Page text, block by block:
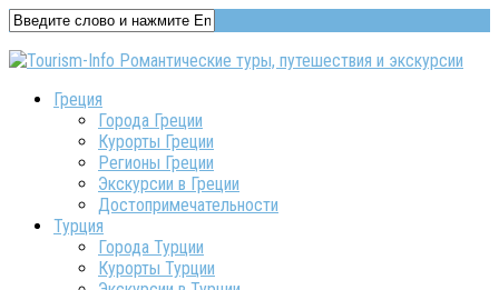
Греция
Города Греции
Курорты Греции
Регионы Греции
Экскурсии в Греции
Достопримечательности
Турция
Города Турции
Курорты Турции